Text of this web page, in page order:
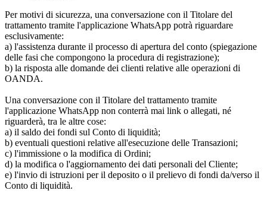
Per motivi di sicurezza, una conversazione con il Titolare del
trattamento tramite l'applicazione WhatsApp potrà riguardare
esclusivamente:
a) l'assistenza durante il processo di apertura del conto (spiegazione
delle fasi che compongono la procedura di registrazione);
b) la risposta alle domande dei clienti relative alle operazioni di
OANDA.
Una conversazione con il Titolare del trattamento tramite
l'applicazione WhatsApp non conterrà mai link o allegati, né
riguarderà, tra le altre cose:
a) il saldo dei fondi sul Conto di liquidità;
b) eventuali questioni relative all'esecuzione delle Transazioni;
c) l'immissione o la modifica di Ordini;
d) la modifica o l'aggiornamento dei dati personali del Cliente;
e) l'invio di istruzioni per il deposito o il prelievo di fondi da/verso il
Conto di liquidità.